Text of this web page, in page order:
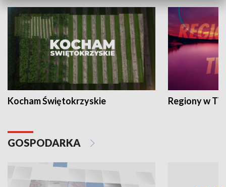
Kocham Świętokrzyskie Regiony w
GOSPODARKA